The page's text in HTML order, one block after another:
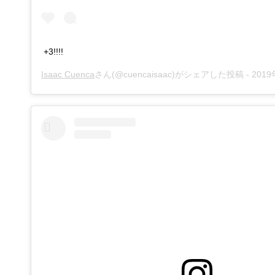
+3!!!!
Isaac Cuencaさん(@cuencaisaac)がシェアした投稿 - 2019年